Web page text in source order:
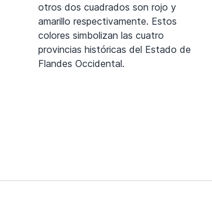
otros dos cuadrados son rojo y
amarillo respectivamente. Estos
colores simbolizan las cuatro
provincias históricas del Estado de
Flandes Occidental.